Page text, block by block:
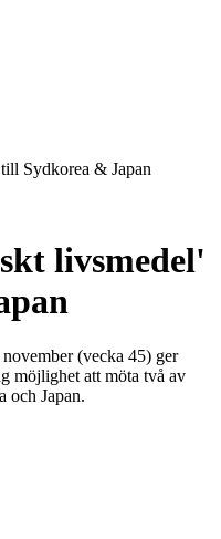
Sydkorea & Japan
livsmedel'
(vecka 45) ger
möjlighet att möta två av
och Japan.